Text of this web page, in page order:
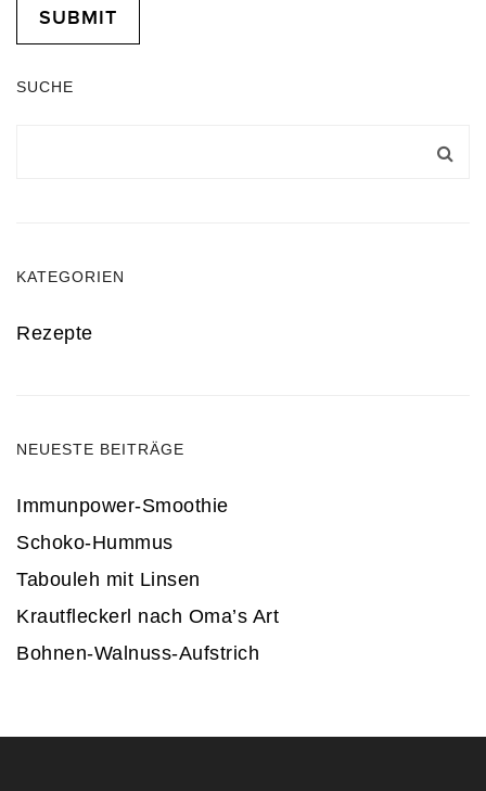
SUCHE
KATEGORIEN
Rezepte
NEUESTE BEITRÄGE
Immunpower-Smoothie
Schoko-Hummus
Tabouleh mit Linsen
Krautfleckerl nach Oma’s Art
Bohnen-Walnuss-Aufstrich